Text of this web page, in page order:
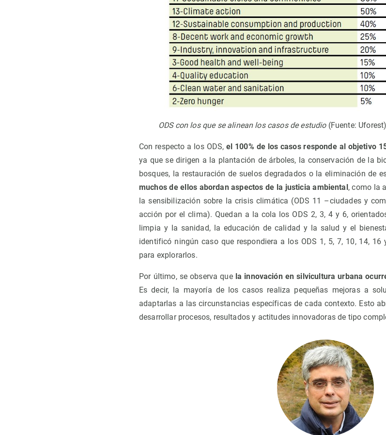
ODS con los que se alinean los casos de estudio(Fuente: Uforest)
Con respecto a los ODS, el 100% de los casos responde al objetivo
ya que se dirigen a la plantación de árboles, la conservación de la
bosques, la restauración de suelos degradados o la eliminación de
muchos de ellos abordan aspectos de la justicia ambiental , como la
la sensibilización sobre la crisis climática (ODS 11 –ciudades y
acción por el clima). Quedan a la cola los ODS 2, 3, 4 y 6,
limpia y la sanidad, la educación de calidad y la salud y el
identificó ningún caso que respondiera a los ODS 1, 5, 7, 10, 14,
para explorarlos.
Por último, se observa que la innovación en silvicultura urbana
Es decir, la mayoría de los casos realiza pequeñas mejoras a
adaptarlas a las circunstancias específicas de cada contexto. Esto
desarrollar procesos, resultados y actitudes innovadoras de tipo